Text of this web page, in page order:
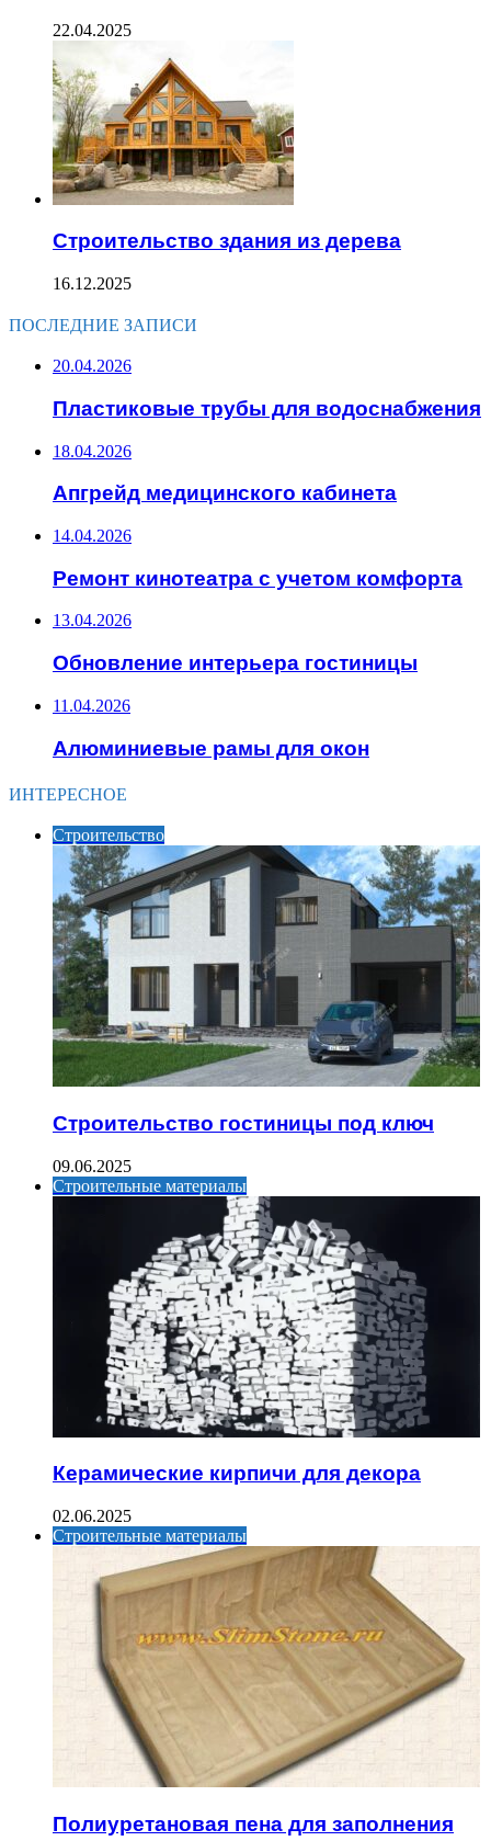
22.04.2025
Строительство здания из дерева
16.12.2025
ПОСЛЕДНИЕ ЗАПИСИ
20.04.2026
Пластиковые трубы для водоснабжения
18.04.2026
Апгрейд медицинского кабинета
14.04.2026
Ремонт кинотеатра с учетом комфорта
13.04.2026
Обновление интерьера гостиницы
11.04.2026
Алюминиевые рамы для окон
ИНТЕРЕСНОЕ
Строительство
Строительство гостиницы под ключ
09.06.2025
Строительные материалы
Керамические кирпичи для декора
02.06.2025
Строительные материалы
Полиуретановая пена для заполнения